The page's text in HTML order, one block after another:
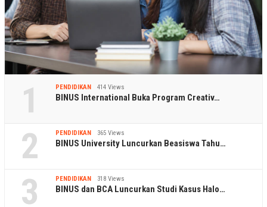
1 PENDIDIKAN 414 Views
BINUS International Buka Program Creativ…
2 PENDIDIKAN 365 Views
BINUS University Luncurkan Beasiswa Tahu…
3 PENDIDIKAN 318 Views
BINUS dan BCA Luncurkan Studi Kasus Halo…